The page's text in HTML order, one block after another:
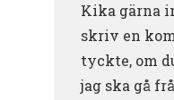
Kika gärna
skriv en
tyckte, om
jag ska gå